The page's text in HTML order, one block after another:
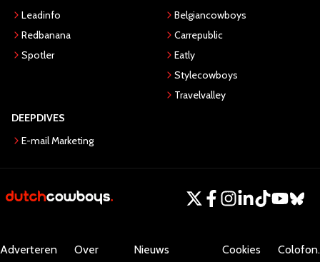
Leadinfo
Redbanana
Spotler
Belgiancowboys
Carrepublic
Eatly
Stylecowboys
Travelvalley
DEEPDIVES
E-mail Marketing
Adverteren
Over
Nieuws
Cookies Colofon.